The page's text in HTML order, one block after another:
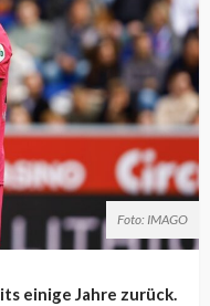
Foto: IMAGO
einige Jahre zurück.